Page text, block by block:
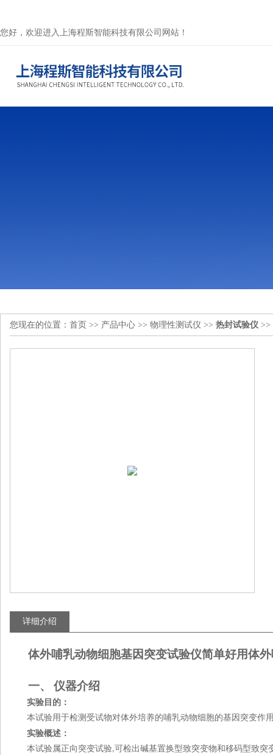
您好，欢迎进入上海程斯智能科技有限公司网站！
您现在的位置： 首页 >> 产品中心 >> 物理性测试仪 >> 热封试验仪 >>
详细介绍
体外哺乳动物细胞基因突变试验仪简单好用体
一、 仪器介绍
实验目的：
本试验用于检测受试物对体外培养的哺乳动物细胞的基因突变作
实验概述：
本试验属正向突变试验,可检出碱基置换型致突变物和移码型致